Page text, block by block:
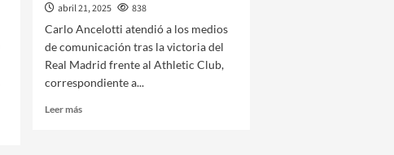
abril 21, 2025
838
Carlo Ancelotti atendió a los medios
de comunicación tras la victoria del
Real Madrid frente al Athletic Club,
correspondiente a...
Leer más